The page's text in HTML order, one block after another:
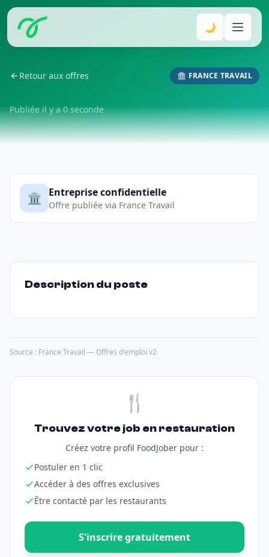
🌙
Retour aux offres 🏛️ FRANCE TRAVAIL
Publiée il y a 0 seconde
🏛️ Entreprise confidentielle
Offre publiée via France Travail
Description du poste
Source : France Travail — Offres d'emploi v2
🍴
Trouvez votre job en restauration
Créez votre profil FoodJober pour :
Postuler en 1 clic
Accéder à des offres exclusives
Être contacté par les restaurants
S'inscrire gratuitement